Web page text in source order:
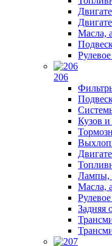
Масла,
206
Кузов и
Лампы,
Масла,
Задняя